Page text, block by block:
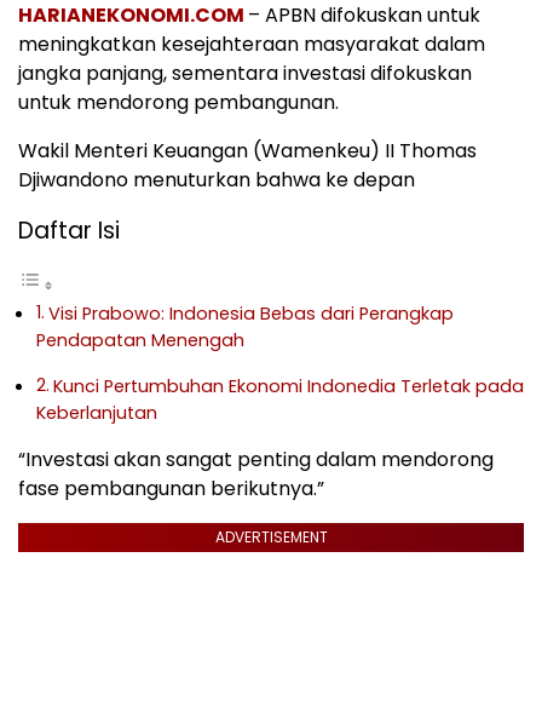
HARIANEKONOMI.COM – APBN difokuskan untuk
meningkatkan kesejahteraan masyarakat dalam
jangka panjang, sementara investasi difokuskan
untuk mendorong pembangunan.
Wakil Menteri Keuangan (Wamenkeu) II Thomas
Djiwandono menuturkan bahwa ke depan
Daftar Isi
Visi Prabowo: Indonesia Bebas dari Perangkap
Pendapatan Menengah
Kunci Pertumbuhan Ekonomi Indonedia Terletak pada
Keberlanjutan
“Investasi akan sangat penting dalam mendorong
fase pembangunan berikutnya.”
ADVERTISEMENT